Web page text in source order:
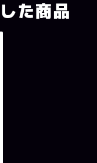
た商品